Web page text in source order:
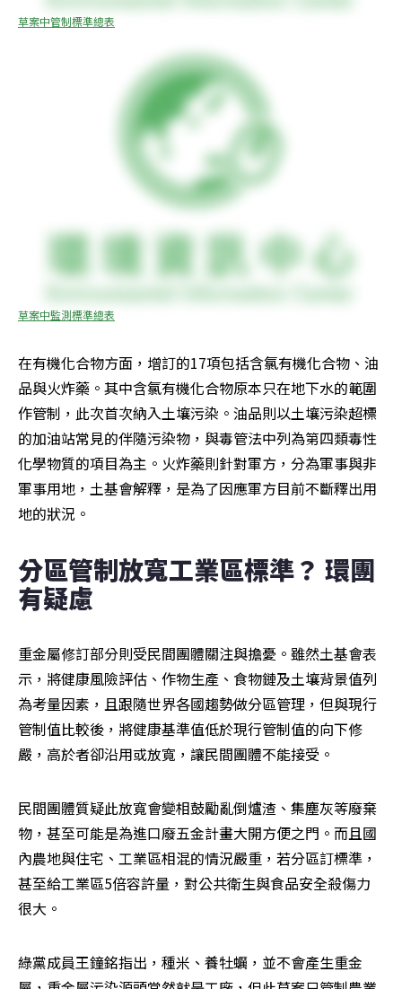
草案中管制標準總表
草案中監測標準總表
在有機化合物方面，增訂的17項包括含氯有機化合物、油
品與火炸藥。其中含氯有機化合物原本只在地下水的範圍
作管制，此次首次納入土壤污染。油品則以土壤污染超標
的加油站常見的伴隨污染物，與毒管法中列為第四類毒性
化學物質的項目為主。火炸藥則針對軍方，分為軍事與非
軍事用地，土基會解釋，是為了因應軍方目前不斷釋出用
地的狀況。
分區管制放寬工業區標準？ 環團
有疑慮
重金屬修訂部分則受民間團體關注與擔憂。雖然土基會表
示，將健康風險評估、作物生產、食物鏈及土壤背景值列
為考量因素，且跟隨世界各國趨勢做分區管理，但與現行
管制值比較後，將健康基準值低於現行管制值的向下修
嚴，高於者卻沿用或放寬，讓民間團體不能接受。
民間團體質疑此放寬會變相鼓勵亂倒爐渣、集塵灰等廢棄
物，甚至可能是為進口廢五金計畫大開方便之門。而且國
內農地與住宅、工業區相混的情況嚴重，若分區訂標準，
甚至給工業區5倍容許量，對公共衛生與食品安全殺傷力
很大。
綠黨成員王鐘銘指出，種米、養牡蠣，並不會產生重金